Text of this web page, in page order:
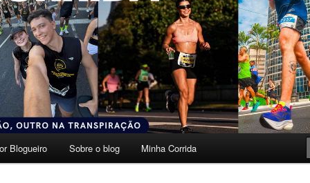
Blogueiro Sobre o blog Minha Corrida